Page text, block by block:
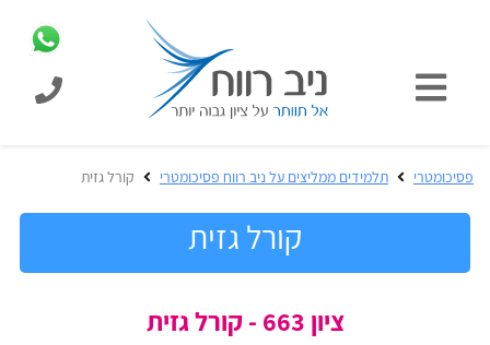
כניסת
תלמידים
המוצרים
מבית
רווח
פסיכומטרי תלמידים ממליצים על ניב רווח פסיכומטרי קורל גזית
קורל גזית
ציון 663 - קורל גזית